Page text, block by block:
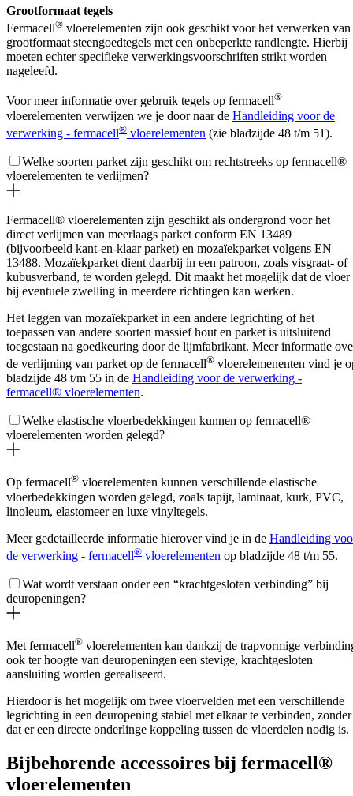
Grootformaat tegels
Fermacell® vloerelementen zijn ook geschikt voor het verwerken van
grootformaat steengoedtegels met een onbeperkte randlengte. Hierbij
moeten echter specifieke verwerkingsvoorschriften strikt worden
nageleefd.
Voor meer informatie over gebruik tegels op fermacell®
vloerelementen verwijzen we je door naar de Handleiding voor de
verwerking - fermacell® vloerelementen (zie bladzijde 48 t/m 51).
Welke soorten parket zijn geschikt om rechtstreeks op fermacell®
vloerelementen te verlijmen?
Fermacell® vloerelementen zijn geschikt als ondergrond voor het
direct verlijmen van meerlaags parket conform EN 13489
(bijvoorbeeld kant-en-klaar parket) en mozaïekparket volgens EN
13488. Mozaïekparket dient daarbij in een patroon, zoals visgraat- of
kubusverband, te worden gelegd. Dit maakt het mogelijk dat de vloer
bij eventuele zwelling in meerdere richtingen kan werken.
Het leggen van mozaïekparket in een andere legrichting of het
toepassen van andere soorten massief hout en parket is uitsluitend
toegestaan na goedkeuring door de lijmfabrikant. Meer informatie
de verlijming van parket op de fermacell® vloerelemenenten vind je
bladzijde 48 t/m 55 in de Handleiding voor de verwerking -
fermacell® vloerelementen.
Welke elastische vloerbedekkingen kunnen op fermacell®
vloerelementen worden gelegd?
Op fermacell® vloerelementen kunnen verschillende elastische
vloerbedekkingen worden gelegd, zoals tapijt, laminaat, kurk, PVC,
linoleum, elastomeer en luxe vinyltegels.
Meer gedetailleerde informatie hierover vind je in de Handleiding
de verwerking - fermacell® vloerelementen op bladzijde 48 t/m 55.
Wat wordt verstaan onder een “krachtgesloten verbinding” bij
deuropeningen?
Met fermacell® vloerelementen kan dankzij de trapvormige
ook ter hoogte van deuropeningen een stevige, krachtgesloten
aansluiting worden gerealiseerd.
Hierdoor is het mogelijk om twee vloervelden met een verschillende
legrichting in een deuropening stabiel met elkaar te verbinden, zonder
dat er een directe onderlinge koppeling tussen de vloerdelen nodig is.
Bijbehorende accessoires bij fermacell®
vloerelementen